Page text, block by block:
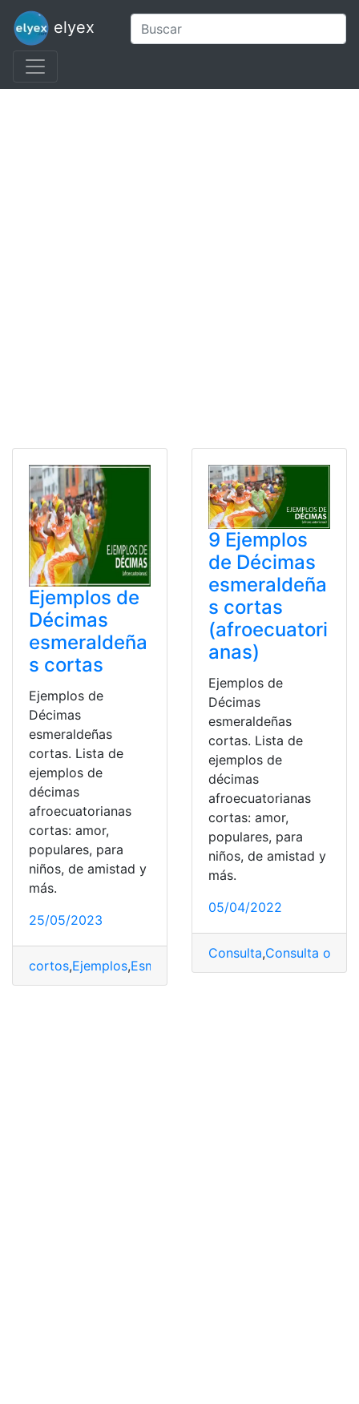
elyex
Ejemplos de
Décimas
esmeraldeña
s cortas
Ejemplos de
Décimas
esmeraldeñas
cortas. Lista de
ejemplos de
décimas
afroecuatorianas
cortas: amor,
populares, para
niños, de amistad y
más.
25/05/2023
cortos,Ejemplos,Esmeraldas
9 Ejemplos
de Décimas
esmeraldeña
s cortas
(afroecuatori
anas)
Ejemplos de
Décimas
esmeraldeñas
cortas. Lista de
ejemplos de
décimas
afroecuatorianas
cortas: amor,
populares, para
niños, de amistad y
más.
05/04/2022
Consulta,Consulta online